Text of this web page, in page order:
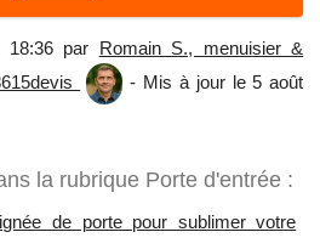
par Romain S., menuisier &
- Mis à jour le 5 août
la rubrique Porte d'entrée :
de porte pour sublimer votre